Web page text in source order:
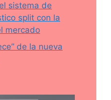
sistema de
split con la
mercado
de la nueva